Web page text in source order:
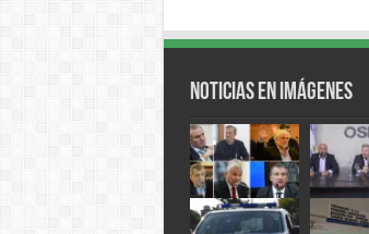
Noticias en Imágenes